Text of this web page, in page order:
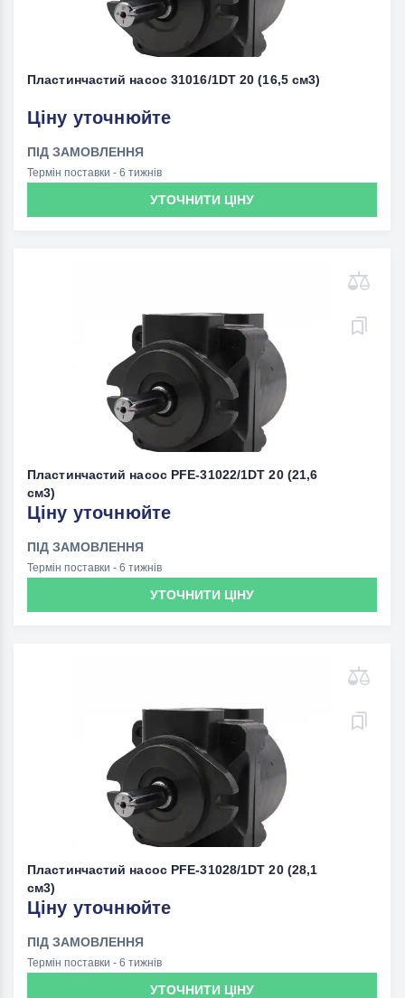
Пластинчастий насос 31016/1DT 20 (16,5 см3)
Ціну уточнюйте
ПІД ЗАМОВЛЕННЯ
Термін поставки - 6 тижнів
УТОЧНИТИ ЦІНУ
Пластинчастий насос PFE-31022/1DT 20 (21,6
см3)
Ціну уточнюйте
ПІД ЗАМОВЛЕННЯ
Термін поставки - 6 тижнів
УТОЧНИТИ ЦІНУ
Пластинчастий насос PFE-31028/1DT 20 (28,1
см3)
Ціну уточнюйте
ПІД ЗАМОВЛЕННЯ
Термін поставки - 6 тижнів
УТОЧНИТИ ЦІНУ